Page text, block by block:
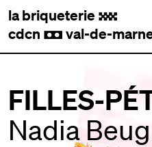
la briqueterie .
cdcn , val-de-
FILLES-
Nadia